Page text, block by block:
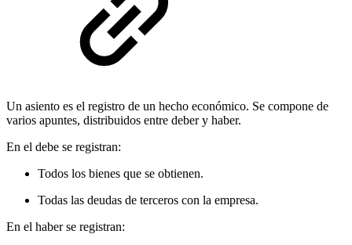
Un asiento es el registro de un hecho económico. Se compone de
varios apuntes, distribuidos entre deber y haber.
En el debe se registran:
Todos los bienes que se obtienen.
Todas las deudas de terceros con la empresa.
En el haber se registran: